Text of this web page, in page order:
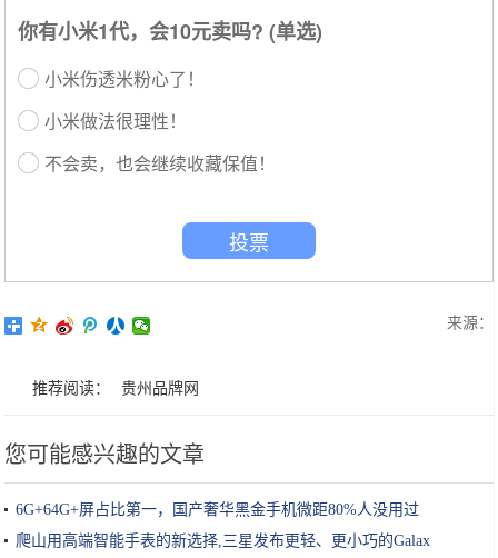
你有小米1代，会10元卖吗? (单选)
小米伤透米粉心了！
小米做法很理性！
不会卖，也会继续收藏保值！
投票
来源：
推荐阅读： 贵州品牌网
您可能感兴趣的文章
6G+64G+屏占比第一，国产奢华黑金手机微距80%人没用过
爬山用高端智能手表的新选择,三星发布更轻、更小巧的Galax